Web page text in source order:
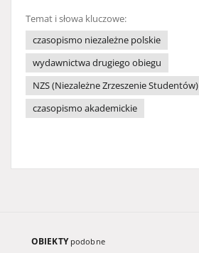
Temat i słowa kluczowe:
czasopismo niezależne polskie
wydawnictwa drugiego obiegu
NZS (Niezależne Zrzeszenie Studentów)
czasopismo akademickie
OBIEKTY podobne